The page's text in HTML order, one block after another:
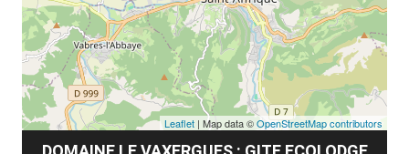
Leaflet | Map data ©OpenStreetMap contributors